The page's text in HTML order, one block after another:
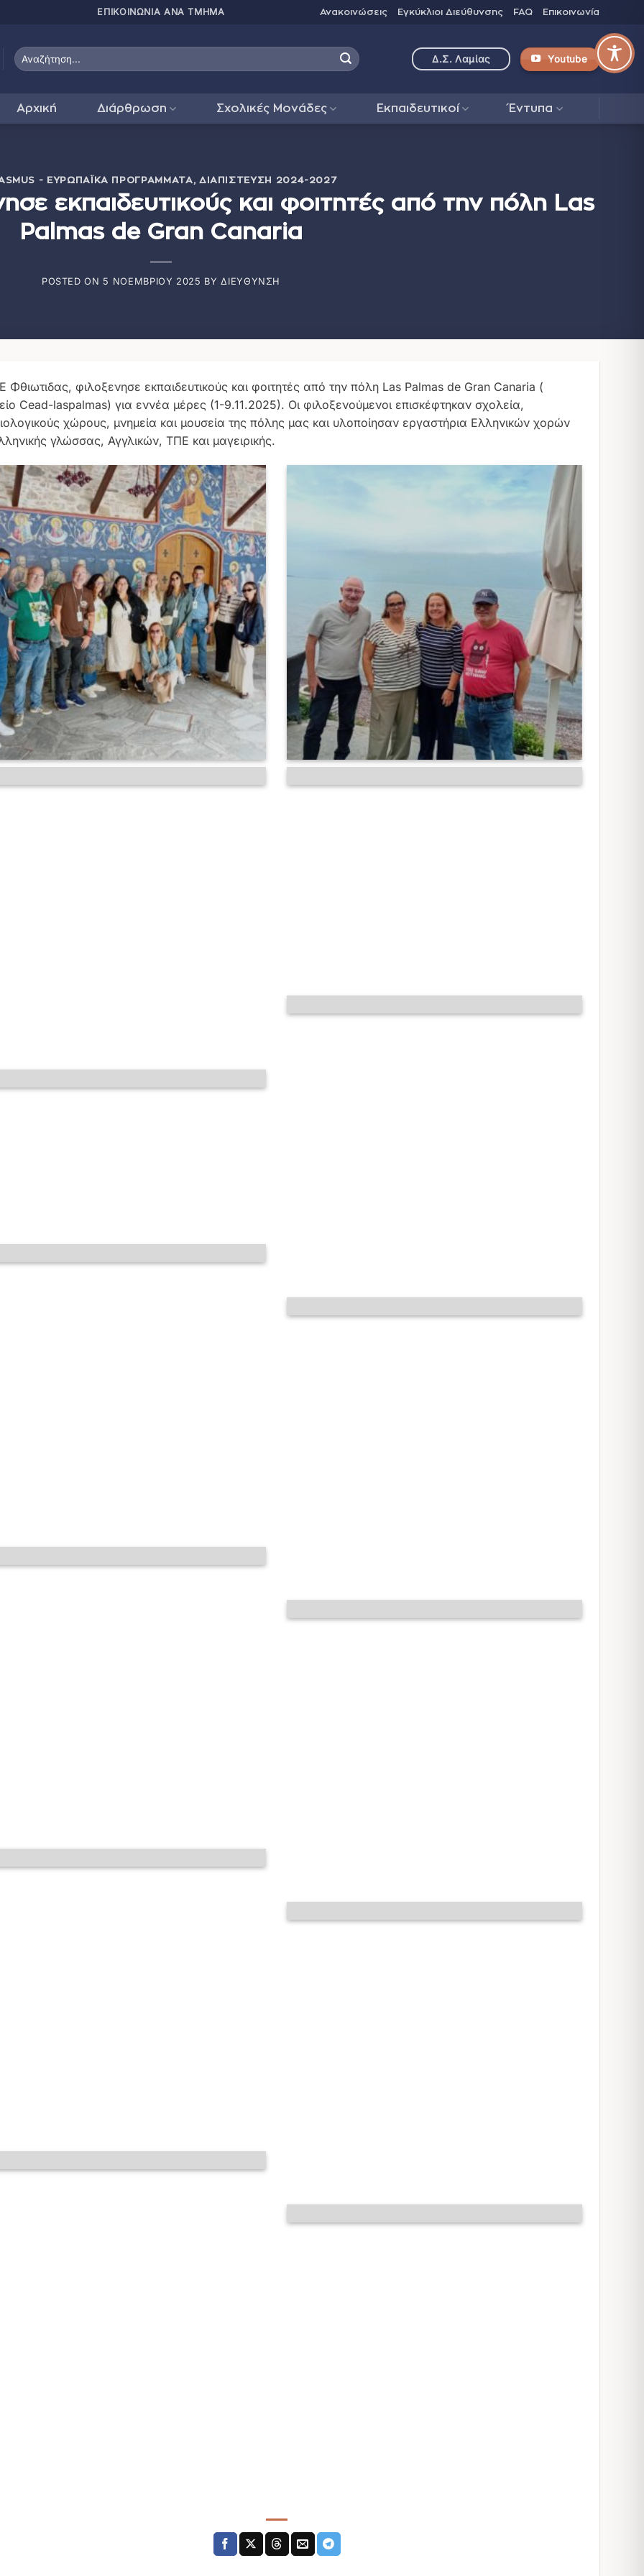
ΠΑΤΗΣΤΕ ΕΔΩ ΓΙΑ Ανακοινώσεις Εγκύκλιοι Διεύθυνσης FAQ Επικοινωνία
Δ.Σ. Λαμίας Youtube
Αρχική Διάρθρωση Σχολικές Μονάδες Εκπαιδευτικοί Έντυπα
- ΕΥΡΩΠΑΪΚΆ ΠΡΟΓΡΆΜΜΑΤΑ, ΔΙΑΠΊΣΤΕΥΣΗ 2024-2027
εκπαιδευτικούς και φοιτητές από την πόλη Las
Palmas de Gran Canaria
POSTED ON 5 ΝΟΕΜΒΡΊΟΥ 2025 BYΔΙΕΎΘΥΝΣΗ
Φθιωτιδας, φιλοξενησε εκπαιδευτικούς και φοιτητές από την πόλη Las Palmas de Gran Canaria (
Cead-laspalmas) για εννέα μέρες (1-9.11.2025). Οι φιλοξενούμενοι επισκέφτηκαν σχολεία,
χώρους, μνημεία και μουσεία της πόλης μας και υλοποίησαν εργαστήρια Ελληνικών χορών
γλώσσας, Αγγλικών, ΤΠΕ και μαγειρικής.